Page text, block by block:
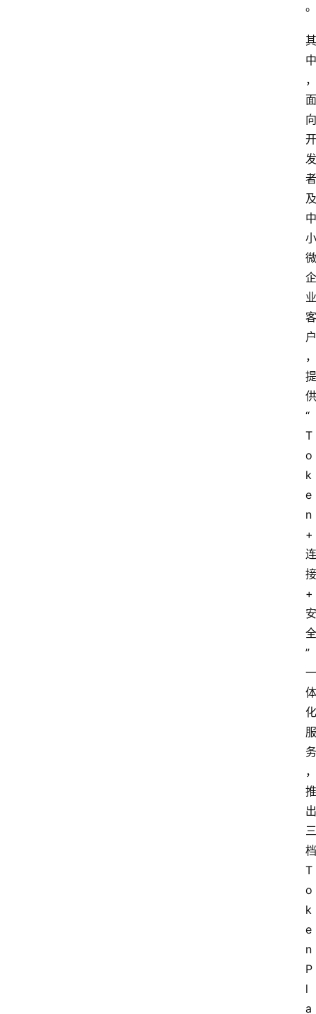
。
其
中
，
面
向
开
发
者
及
中
小
微
企
业
客
户
，
提
供
“
T
o
k
e
n
+
连
接
+
安
全
”
一
体
化
服
务
，
推
出
三
档
T
o
k
e
n
P
l
a